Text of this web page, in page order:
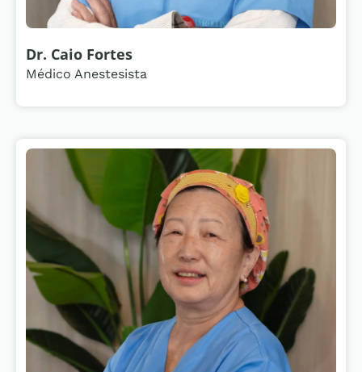
Dr. Caio Fortes
Médico Anestesista